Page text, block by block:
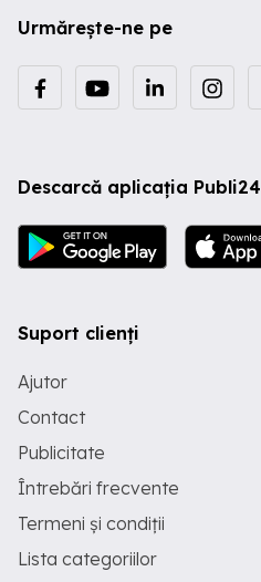
Urmărește-ne pe
Descarcă aplicația Publi24
Suport clienți
Ajutor
Contact
Publicitate
Întrebări frecvente
Termeni și condiții
Lista categoriilor